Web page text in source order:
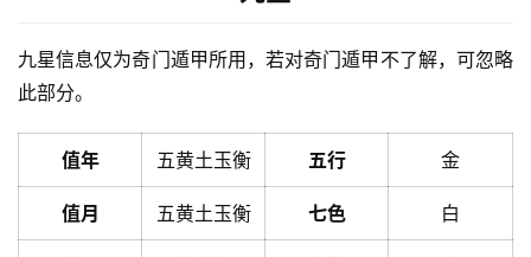
九星信息仅为奇门遁甲所用，若对奇门遁甲不了解，可忽略
此部分。
值年 五黄土玉衡 五行 金
值月 五黄土玉衡 七色 白